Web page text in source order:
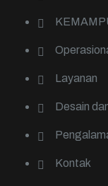
Layanan
Desain
Kontak